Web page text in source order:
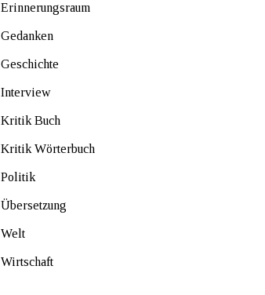
Erinnerungsraum
Gedanken
Geschichte
Interview
Kritik Buch
Kritik Wörterbuch
Politik
Übersetzung
Welt
Wirtschaft